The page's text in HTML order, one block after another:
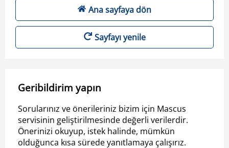
Ana sayfaya dön
Sayfayı yenile
Geribildirim yapın
Sorularınız ve önerileriniz bizim için Mascus
servisinin geliştirilmesinde değerli verilerdir.
Önerinizi okuyup, istek halinde, mümkün
olduğunca kısa sürede yanıtlamaya çalışırız.